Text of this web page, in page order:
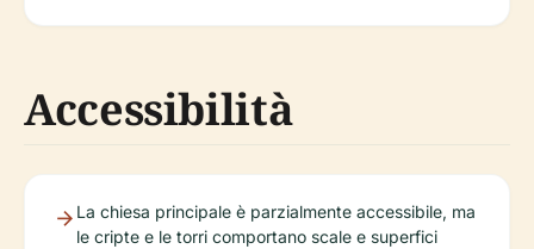
Accessibilità
La chiesa principale è parzialmente accessibile, ma
le cripte e le torri comportano scale e superfici